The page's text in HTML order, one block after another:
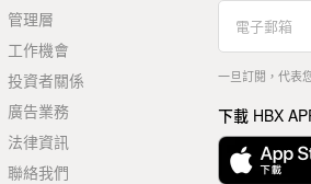
管理層
工作機會
投資者關係
廣告業務
法律資訊
聯絡我們
一旦訂閱，代表
下載 HBX